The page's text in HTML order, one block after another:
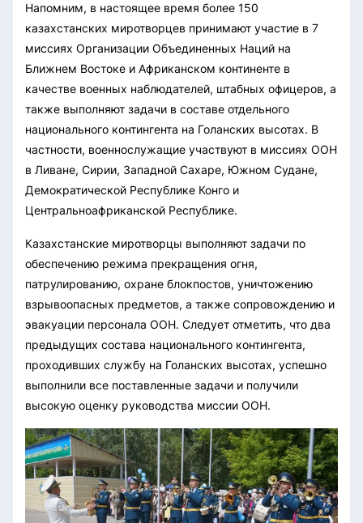
Напомним, в настоящее время более 150
казахстанских миротворцев принимают участие в 7
миссиях Организации Объединенных Наций на
Ближнем Востоке и Африканском континенте в
качестве военных наблюдателей, штабных офицеров, а
также выполняют задачи в составе отдельного
национального контингента на Голанских высотах. В
частности, военнослужащие участвуют в миссиях ООН
в Ливане, Сирии, Западной Сахаре, Южном Судане,
Демократической Республике Конго и
Центральноафриканской Республике.
Казахстанские миротворцы выполняют задачи по
обеспечению режима прекращения огня,
патрулированию, охране блокпостов, уничтожению
взрывоопасных предметов, а также сопровождению и
эвакуации персонала ООН. Следует отметить, что два
предыдущих состава национального контингента,
проходивших службу на Голанских высотах, успешно
выполнили все поставленные задачи и получили
высокую оценку руководства миссии ООН.